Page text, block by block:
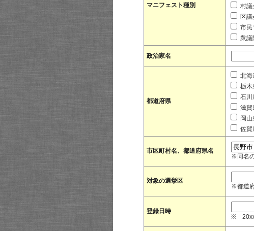
マニフェスト種別
村議
区
市民
衆議
政治家名
都道府県
北海
栃木
石川
滋賀
岡山
佐賀
市区町村名、都道府県名
※同名
対象の選挙区
※都道
登録日時
※「